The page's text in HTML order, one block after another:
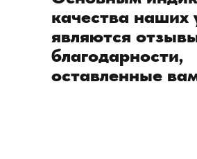
качества наших
являются
благодарности,
оставленные